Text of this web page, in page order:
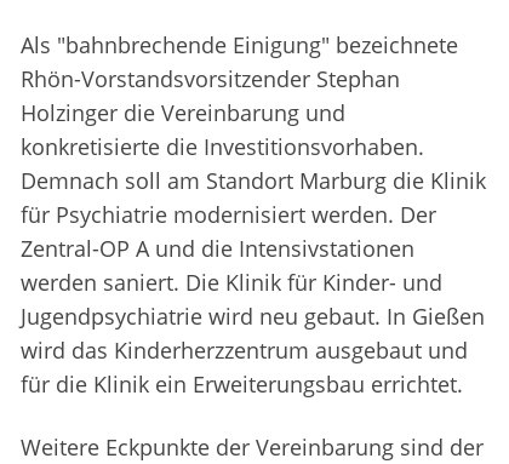
Als "bahnbrechende Einigung" bezeichnete
Rhön-Vorstandsvorsitzender Stephan
Holzinger die Vereinbarung und
konkretisierte die Investitionsvorhaben.
Demnach soll am Standort Marburg die Klinik
für Psychiatrie modernisiert werden. Der
Zentral-OP A und die Intensivstationen
werden saniert. Die Klinik für Kinder- und
Jugendpsychiatrie wird neu gebaut. In Gießen
wird das Kinderherzzentrum ausgebaut und
für die Klinik ein Erweiterungsbau errichtet.
Weitere Eckpunkte der Vereinbarung sind der